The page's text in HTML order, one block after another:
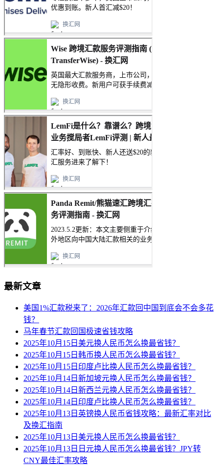
最新文章
美国1%汇款税来了：2026年汇款回中国到底会不会多花
钱？
马年春节汇款回国极速省钱攻略
2025年10月15日美元换人民币怎么换最省钱？
2025年10月15日韩币换人民币怎么换最省钱？
2025年10月15日印度卢比换人民币怎么换最省钱？
2025年10月14日新加坡元换人民币怎么换最省钱？
2025年10月14日新西兰元换人民币怎么换最省钱？
2025年10月14日印度卢比换人民币怎么换最省钱？
2025年10月13日英镑换人民币省钱攻略：最新汇率对比
及换汇指南
2025年10月13日美元换人民币怎么换最省钱？
2025年10月13日日元换人民币怎么换最省钱？JPY转
CNY最佳汇率攻略